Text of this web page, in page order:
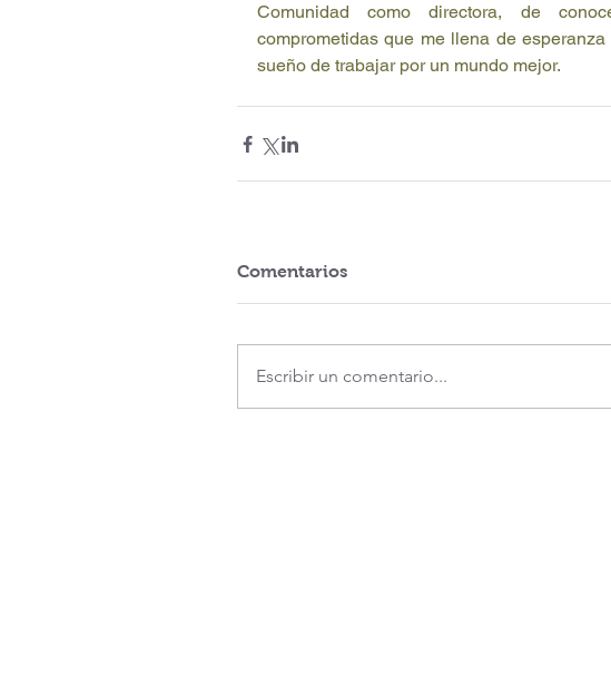
Comunidad como directora, de
comprometidas que me llena de
sueño de trabajar por un mundo mejor.
Comentarios
Escribir un comentario...